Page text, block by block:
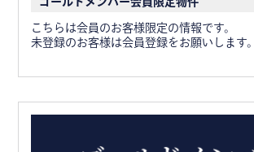
こちらは会員のお客様限定の情報です。
未登録のお客様は会員登録をお願いします。